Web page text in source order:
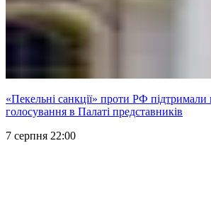
«Пекельні санкції» проти РФ
голосування в Палаті представників
7 серпня 22:00